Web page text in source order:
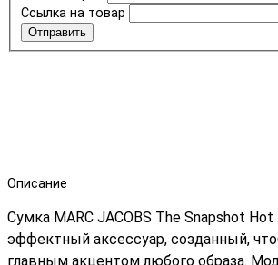
Ссылка на товар
Отправить
Описание
Сумка MARC JACOBS The Snapshot
эффектный аксессуар, созданный,
главным акцентом любого образа.